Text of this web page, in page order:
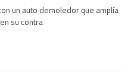
un auto demoledor que amplía
su contra